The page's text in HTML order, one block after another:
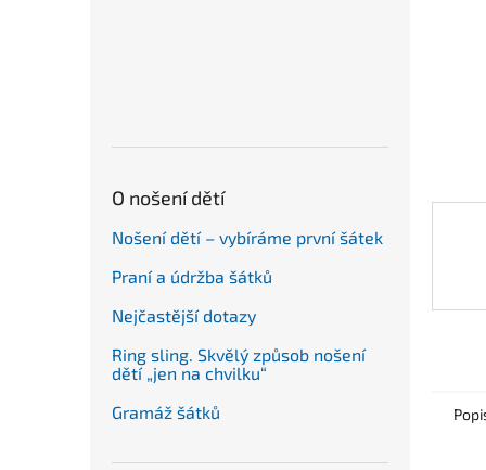
O nošení dětí
Nošení dětí – vybíráme první šátek
Praní a údržba šátků
Nejčastější dotazy
Ring sling. Skvělý způsob nošení
dětí „jen na chvilku“
Gramáž šátků